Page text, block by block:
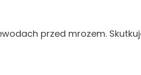
przed mrozem.